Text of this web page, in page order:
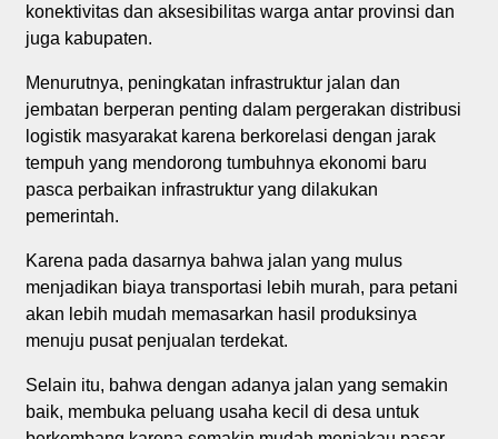
konektivitas dan aksesibilitas warga antar provinsi dan
juga kabupaten.
Menurutnya, peningkatan infrastruktur jalan dan
jembatan berperan penting dalam pergerakan distribusi
logistik masyarakat karena berkorelasi dengan jarak
tempuh yang mendorong tumbuhnya ekonomi baru
pasca perbaikan infrastruktur yang dilakukan
pemerintah.
Karena pada dasarnya bahwa jalan yang mulus
menjadikan biaya transportasi lebih murah, para petani
akan lebih mudah memasarkan hasil produksinya
menuju pusat penjualan terdekat.
Selain itu, bahwa dengan adanya jalan yang semakin
baik, membuka peluang usaha kecil di desa untuk